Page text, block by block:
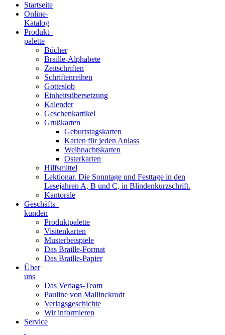
Blindenschrift-
Verlag
Druckerei
gGmbH
Startseite
Online-
Katalog
Produkt–
palette
Bücher
Braille-Alphabete
Zeitschriften
Schriftenreihen
Gotteslob
Einheitsübersetzung
Kalender
Geschenkartikel
Grußkarten
Geburtstagskarten
Karten für jeden Anlass
Weihnachtskarten
Osterkarten
Hilfsmittel
Lektionar. Die Sonntage und Festtage in den
Lesejahren A, B und C, in Blindenkurzschrift.
Kantorale
Geschäfts­–
kunden
Produktpalette
Visitenkarten
Musterbeispiele
Das Braille-Format
Das Braille-Papier
Über
uns
Das Verlags-Team
Pauline von Mallinckrodt
Verlagsgeschichte
Wir informieren
Service